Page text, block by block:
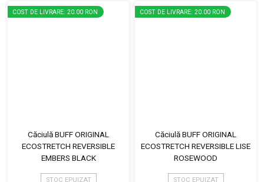
COST DE LIVRARE: 20.00 RON
Căciulă BUFF ORIGINAL
ECOSTRETCH REVERSIBLE
EMBERS BLACK
STOC EPUIZAT
COST DE LIVRARE: 20.00 RON
Căciulă BUFF ORIGINAL
ECOSTRETCH REVERSIBLE LISE
ROSEWOOD
STOC EPUIZAT